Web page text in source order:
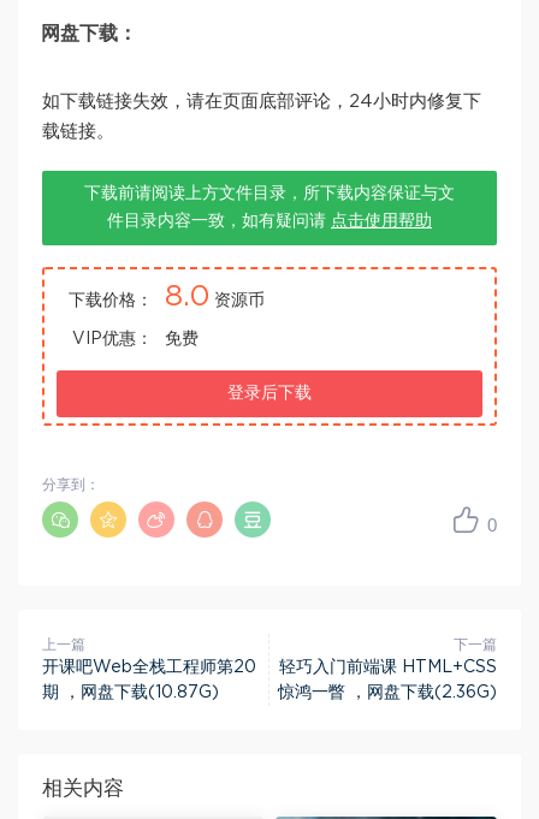
网盘下载：
如下载链接失效，请在页面底部评论，24小时内修复下
载链接。
下载前请阅读上方文件目录，所下载内容保证与文
件目录内容一致，如有疑问请 点击使用帮助
下载价格： 8.0 资源币
VIP优惠： 免费
登录后下载
0
分享到：
上一篇
开课吧Web全栈工程师第20
期 ，网盘下载(10.87G)
下一篇
轻巧入门前端课 HTML+CSS
惊鸿一瞥 ，网盘下载(2.36G)
相关内容